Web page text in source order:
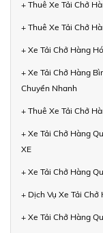
+ Thuê Xe Tải Chở
+ Thuê Xe Tải Chở
+ Xe Tải Chở Hàng
+ Xe Tải Chở Hàng
Chuyển Nhanh
+ Thuê Xe Tải Chở
+ Xe Tải Chở Hàng
XE
+ Xe Tải Chở Hàng
+ Dịch Vụ Xe Tải Chở
+ Xe Tải Chở Hàng